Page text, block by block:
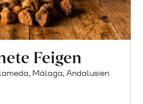
Feigen
Málaga, Andalusien